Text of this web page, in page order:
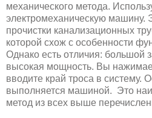
механического метода.
электромеханическую машину.
прочистки канализационных
которой схож с особенности
Однако есть отличия: большой
высокая мощность. Вы
вводите край троса в систему.
выполняется машиной. Это
метод из всех выше